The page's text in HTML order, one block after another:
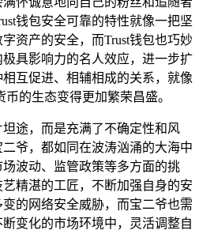
钱包安全可靠的特性就像一把坚
资产的安全，而Trust钱包也巧妙
具影响力的名人效应，进一步扩
互促进、相辅相成的关系，就像
的生态变得更加繁荣昌盛。
途，而是充满了不确定性和风
二爷，都如同在波涛汹涌的大海中
波动、监管政策等多方面的挑
精湛的工匠，不断加强自身的安
的网络安全威胁，而宝二爷也需
变化的市场环境中，灵活调整自